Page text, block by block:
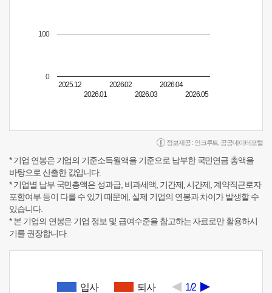
2025.12
2026.01
2026.02
2026.03
2026.04
2026.05
0
100
정보제공 : 인크루트 공공데이터포털
* 기업 연봉은 기업의 기준소득월액을 기준으로 납부한 국민연금 총액을
바탕으로 산출한 값입니다.
* 기업별 납부 국민총액은 성과급, 비과세액, 기간제, 시간제, 계약직근로자
포함여부 등이 다를 수 있기 때문에, 실제 기업의 연봉과 차이가 발생할 수
있습니다.
* 본 기업의 연봉은 기업 정보 및 급여수준을 참고하는 자료로만 활용하시
기를 권장합니다.
입사 퇴사 1/2